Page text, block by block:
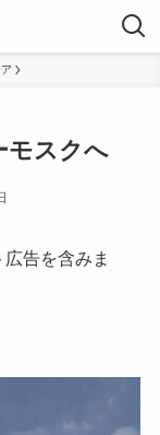
モスクへ
告を含みま